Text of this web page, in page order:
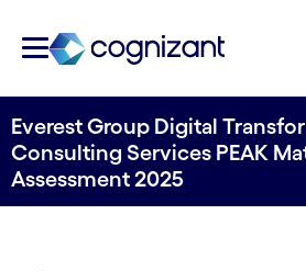
Everest Group Digital
Consulting Services PEAK
Assessment 2025